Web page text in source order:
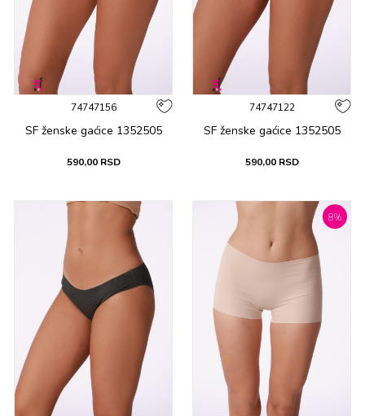
74747156
SF ženske gaćicе 1352505
590,00 RSD
74747122
SF ženske gaćicе 1352505
590,00 RSD
8%